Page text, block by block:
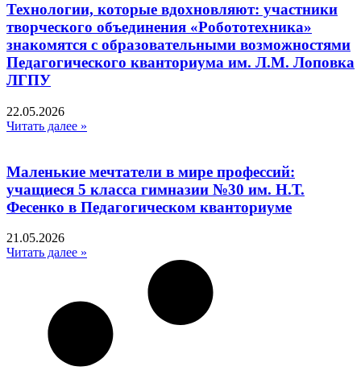
Технологии, которые вдохновляют: участники
творческого объединения «Робототехника»
знакомятся с образовательными возможностями
Педагогического кванториума им. Л.М. Лоповка
ЛГПУ
22.05.2026
Читать далее »
Маленькие мечтатели в мире профессий:
учащиеся 5 класса гимназии №30 им. Н.Т.
Фесенко в Педагогическом кванториуме
21.05.2026
Читать далее »